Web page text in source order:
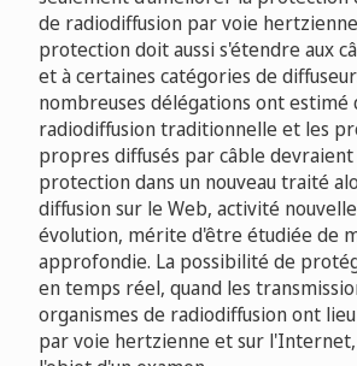
de radiodiffusion par voie
protection doit aussi s'étendre aux
et à certaines catégories de
nombreuses délégations ont estimé
radiodiffusion traditionnelle et les
propres diffusés par câble
protection dans un nouveau traité
diffusion sur le Web, activité
évolution, mérite d'être étudiée de
approfondie. La possibilité de
en temps réel, quand les
organismes de radiodiffusion ont
par voie hertzienne et sur